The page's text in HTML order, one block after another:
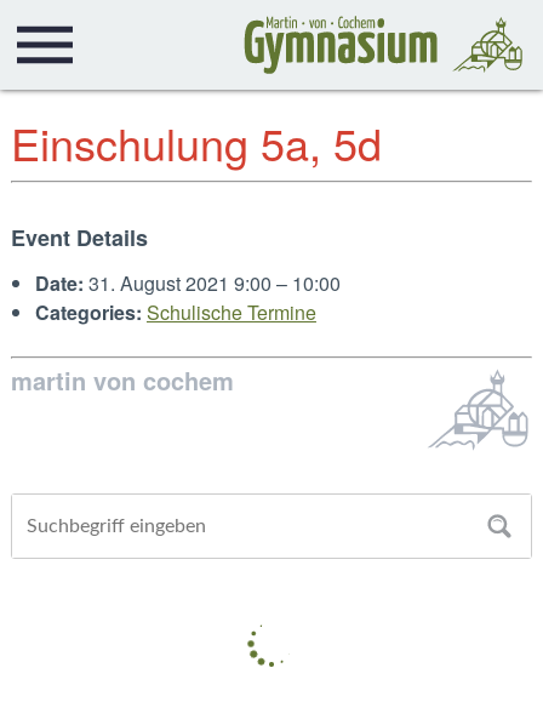
Einschulung 5a, 5d
Event Details
Date: 31. August 2021 9:00 – 10:00
Categories: Schulische Termine
martin von cochem